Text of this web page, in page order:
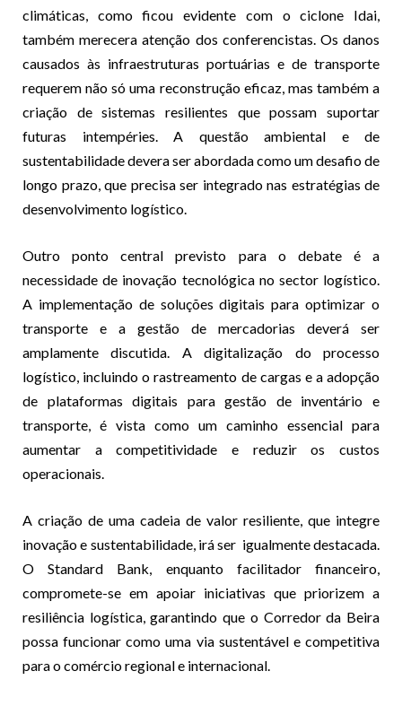
climáticas, como ficou evidente com o ciclone Idai,
também merecera atenção dos conferencistas. Os danos
causados às infraestruturas portuárias e de transporte
requerem não só uma reconstrução eficaz, mas também a
criação de sistemas resilientes que possam suportar
futuras intempéries. A questão ambiental e de
sustentabilidade devera ser abordada como um desafio de
longo prazo, que precisa ser integrado nas estratégias de
desenvolvimento logístico.
Outro ponto central previsto para o debate é a
necessidade de inovação tecnológica no sector logístico.
A implementação de soluções digitais para optimizar o
transporte e a gestão de mercadorias deverá ser
amplamente discutida. A digitalização do processo
logístico, incluindo o rastreamento de cargas e a adopção
de plataformas digitais para gestão de inventário e
transporte, é vista como um caminho essencial para
aumentar a competitividade e reduzir os custos
operacionais.
A criação de uma cadeia de valor resiliente, que integre
inovação e sustentabilidade, irá ser igualmente destacada.
O Standard Bank, enquanto facilitador financeiro,
compromete-se em apoiar iniciativas que priorizem a
resiliência logística, garantindo que o Corredor da Beira
possa funcionar como uma via sustentável e competitiva
para o comércio regional e internacional.